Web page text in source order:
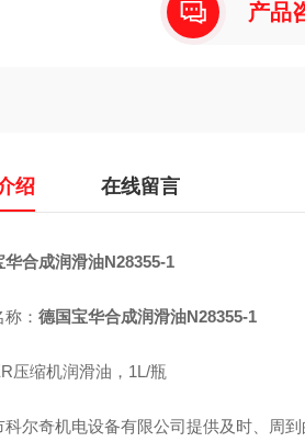
产品
绍 在线留言
华合成润滑油N28355-1
： 德国宝华合成润滑油N28355-1
压缩机润滑油，1L/瓶
科尔奇机电设备有限公司提供及时、周